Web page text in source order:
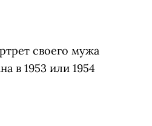
своего мужа
в 1953 или 1954